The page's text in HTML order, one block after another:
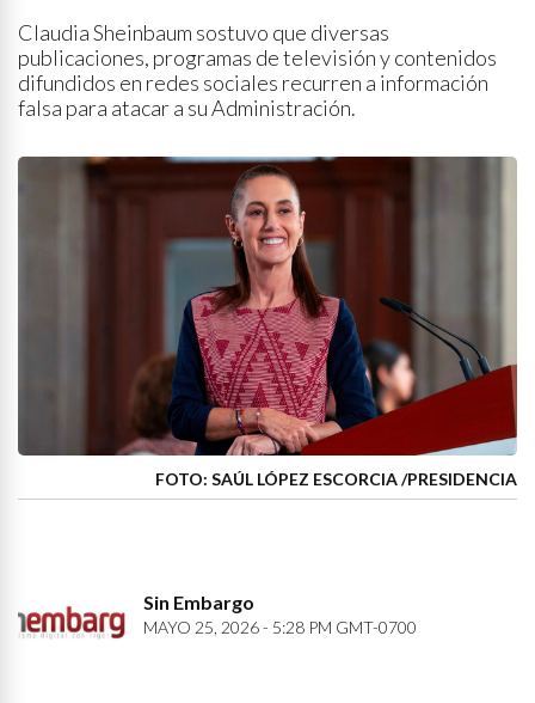
Claudia Sheinbaum sostuvo que diversas
publicaciones, programas de televisión y contenidos
difundidos en redes sociales recurren a información
falsa para atacar a su Administración.
FOTO: SAÚL LÓPEZ ESCORCIA /PRESIDENCIA
Sin Embargo
MAYO 25, 2026 - 5:28 PM GMT-0700